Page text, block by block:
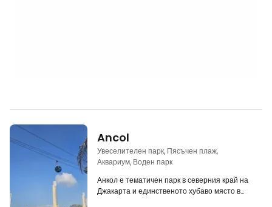
Ancol
Увеселителен парк, Пясъчен плаж,
Аквариум, Воден парк
Анкол е тематичен парк в северния край на
Джакарта и единственото хубаво място в